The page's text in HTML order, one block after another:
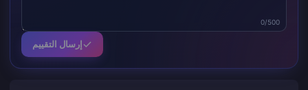
0/500
إرسال التقييم